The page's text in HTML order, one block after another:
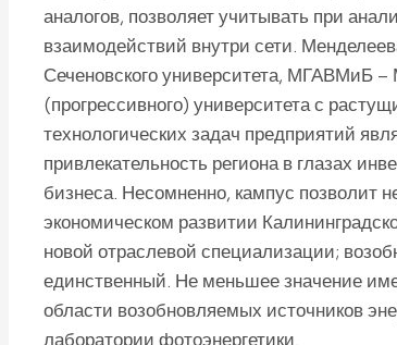
аналогов, позволяет учитывать при
взаимодействий внутри сети.
Сеченовского университета, МГАВМиБ
(прогрессивного) университета с
технологических задач предприятий
привлекательность региона в глазах
бизнеса. Несомненно, кампус позволит
экономическом развитии
новой отраслевой специализации;
единственный. Не меньшее значение
области возобновляемых источников
лаборатории фотоэнергетики.